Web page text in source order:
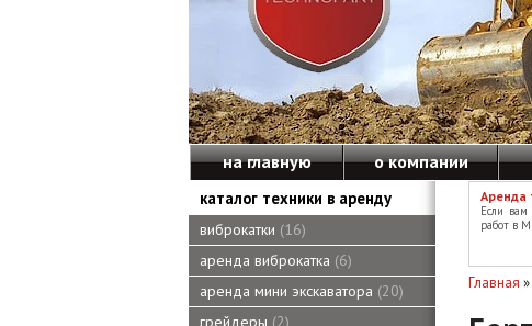
на главную о компании
каталог техники в аренду
виброкатки
16
аренда виброкатка 6
аренда мини экскаватора 20
грейдеры 2
Аренда
Если
работ в
Главная »